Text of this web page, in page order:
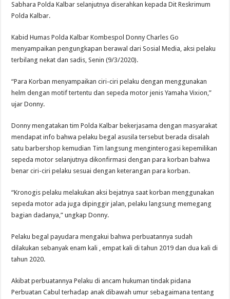
Sabhara Polda Kalbar selanjutnya diserahkan kepada Dit Reskrimum
Polda Kalbar.
Kabid Humas Polda Kalbar Kombespol Donny Charles Go
menyampaikan pengungkapan berawal dari Sosial Media, aksi pelaku
terbilang nekat dan sadis, Senin (9/3/2020).
“Para Korban menyampaikan ciri-ciri pelaku dengan menggunakan
helm dengan motif tertentu dan sepeda motor jenis Yamaha Vixion,”
ujar Donny.
Donny mengatakan tim Polda Kalbar bekerjasama dengan masyarakat
mendapat info bahwa pelaku begal asusila tersebut berada disalah
satu barbershop kemudian Tim langsung menginterogasi kepemilikan
sepeda motor selanjutnya dikonfirmasi dengan para korban bahwa
benar ciri-ciri pelaku sesuai dengan keterangan para korban.
“Kronogis pelaku melakukan aksi bejatnya saat korban menggunakan
sepeda motor ada juga dipinggir jalan, pelaku langsung memegang
bagian dadanya,” ungkap Donny.
Pelaku begal payudara mengakui bahwa perbuatannya sudah
dilakukan sebanyak enam kali , empat kali di tahun 2019 dan dua kali di
tahun 2020.
Akibat perbuatannya Pelaku di ancam hukuman tindak pidana
Perbuatan Cabul terhadap anak dibawah umur sebagaimana tentang